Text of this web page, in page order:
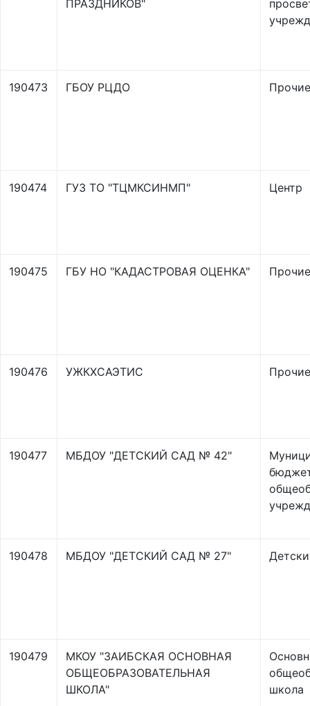
ПРАЗДНИКОВ"
190473 ГБОУ РЦДО Прочие
190474 ГУЗ ТО "ТЦМКСИНМП" Центр
190475 ГБУ НО "КАДАСТРОВАЯ ОЦЕНКА" Прочие
190476 УЖКХСАЭТИС Прочие
190477 МБДОУ "ДЕТСКИЙ САД № 42"
190478 МБДОУ "ДЕТСКИЙ САД № 27"
190479
МКОУ "ЗАИБСКАЯ ОСНОВНАЯ
ОБЩЕОБРАЗОВАТЕЛЬНАЯ
ШКОЛА"
школа